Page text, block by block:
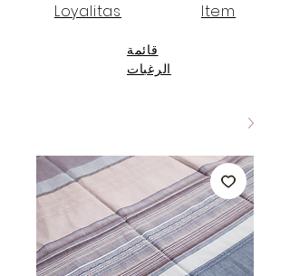
Loyalitas Item
قائمة
الرغبات